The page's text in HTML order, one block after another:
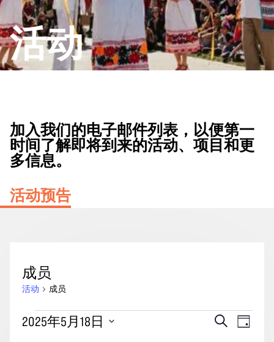
活动
加入我们的电子邮件列表，以便第一
时间了解即将到来的活动、项目和更
多信息。
活动预告
成员
活动 成员
2025
活
搜
事
天
2025年5月18日